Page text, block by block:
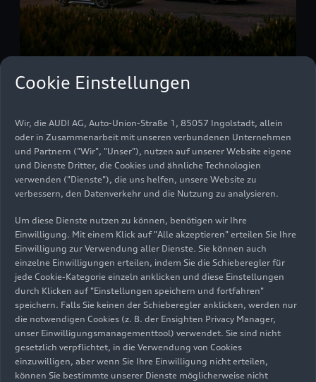
Der AudiRS 6AvantundRS 6Avant performance
kommt serienmäßig mit LED-Scheinwerfern zum
Kunden. Die Tagfahrlichtsignatur hat dabei einen
digitalen Charakter: 12 Lichtsegmente stehen
aufrecht nebeneinander – wie die Einsen und
Nullen in der digitalen Welt. Im unteren Bereich
der Leuchteinheit befinden sich das Abbiegelicht
und das zweizeilige Matrix-Fernlicht, das aus 32
einzeln regelbaren LEDs besteht. Sie leuchten die
Straße dynamisch und präzise aus und blenden
andere Verkehrsteilnehmer automatisch aus dem
Lichtkegel aus. Zudem übernehmen sie die
Funktion des Kurvenlichts. Assoziationen mit der
digitalen Welt befeuert auch das Schlusslicht des
Cookie Einstellungen
Wir, die AUDI AG, Auto-Union-Straße 1, 85057 Ingolstadt, allein
oder in Zusammenarbeit mit unseren verbundenen Unternehmen
und Partnern ("Wir", "Unser"), nutzen auf unserer Website eigene
und Dienste Dritter, die Cookies und ähnliche Technologien
verwenden ("Dienste"), die uns helfen, unsere Website zu
verbessern, den Datenverkehr und die Nutzung zu analysieren.
Um diese Dienste nutzen zu können, benötigen wir Ihre
Einwilligung. Mit einem Klick auf "Alle akzeptieren" erteilen Sie Ihre
Einwilligung zur Verwendung aller Dienste. Sie können auch
einzelne Einwilligungen erteilen, indem Sie die Schieberegler für
jede Cookie-Kategorie einzeln anklicken und diese Einstellungen
durch Klicken auf "Einstellungen speichern und fortfahren"
speichern. Falls Sie keinen der Schieberegler anklicken, werden nur
die notwendigen Cookies (z. B. der Ensighten Privacy Manager,
unser Einwilligungsmanagementtool) verwendet. Sie sind nicht
gesetzlich verpflichtet, in die Verwendung von Cookies
einzuwilligen, aber wenn Sie Ihre Einwilligung nicht erteilen,
können Sie bestimmte unserer Dienste möglicherweise nicht